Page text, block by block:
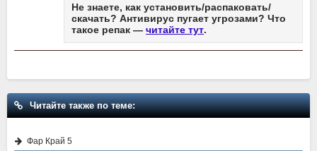
Не знаете, как установить/распаковать/
скачать? Антивирус пугает угрозами? Что
такое репак — читайте тут.
Читайте также по теме:
Фар Край 5